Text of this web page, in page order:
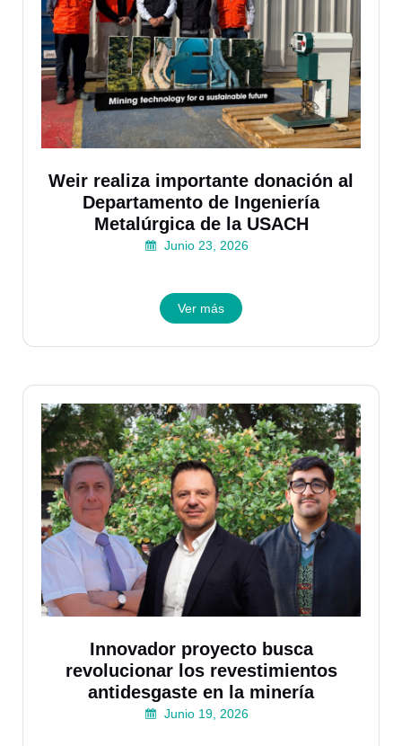
Weir realiza importante donación al
Departamento de Ingeniería
Metalúrgica de la USACH
Junio 23, 2026
Ver más
Innovador proyecto busca
revolucionar los revestimientos
antidesgaste en la minería
Junio 19, 2026